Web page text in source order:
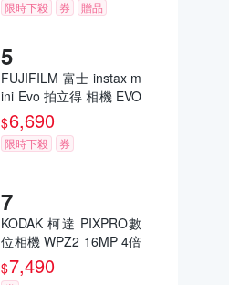
限時下殺 券 贈品
FUJIFILM 富士 instax m
ini Evo 拍立得 相機 EVO
公司貨
$6,690
限時下殺 券
KODAK 柯達 PIXPRO數
位相機 WPZ2 16MP 4倍
光學變焦 防水數位相機
公司貨
$7,490